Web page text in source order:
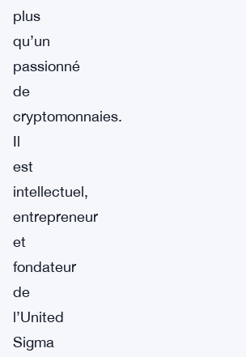
plus
qu’un
passionné
de
cryptomonnaies.
Il
est
intellectuel,
entrepreneur
et
fondateur
de
l’United
Sigma